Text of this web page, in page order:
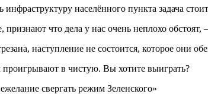
инфраструктуру населённого пункта задача
признают что дела у нас очень неплохо
наступление не состоится, которое они
в чистую. Вы хотите выиграть?
свергать режим Зеленского»